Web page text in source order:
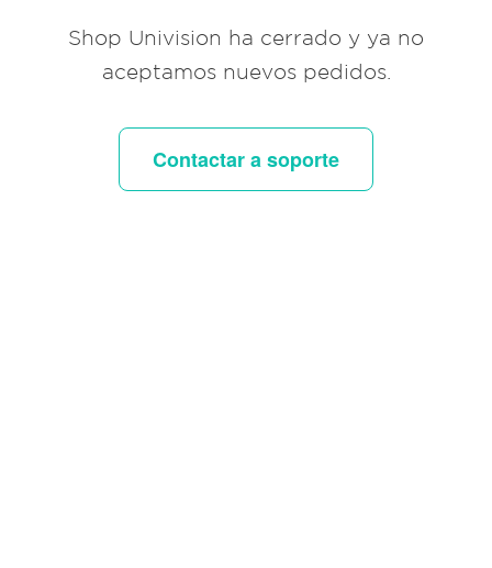
Shop Univision ha cerrado y ya no
aceptamos nuevos pedidos.
Contactar a soporte